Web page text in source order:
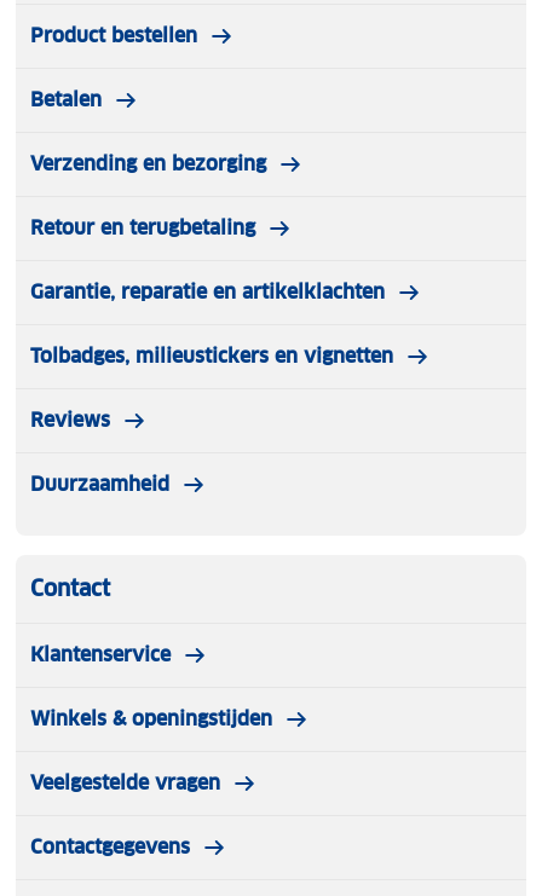
Product bestellen
Betalen
Verzending en bezorging
Retour en terugbetaling
Garantie, reparatie en artikelklachten
Tolbadges, milieustickers en vignetten
Reviews
Duurzaamheid
Contact
Klantenservice
Winkels & openingstijden
Veelgestelde vragen
Contactgegevens